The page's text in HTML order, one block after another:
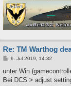
Re: TM Warthog
B
i
r
9. Jul 2019, 14:32
unter Win
Bei DCS > adjust